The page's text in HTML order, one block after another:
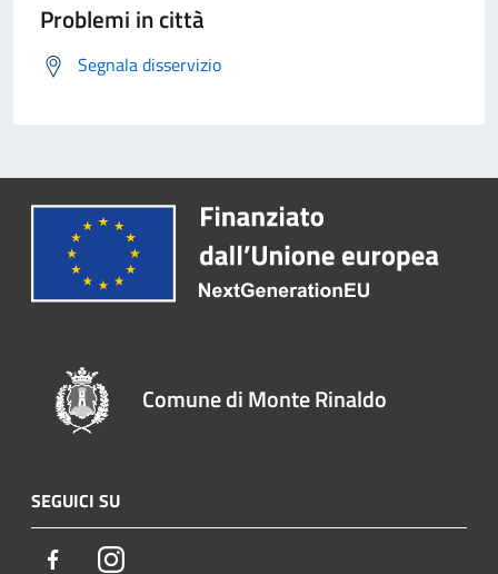
Problemi in città
Segnala disservizio
Comune di Monte Rinaldo
SEGUICI SU
FacebookInstagram